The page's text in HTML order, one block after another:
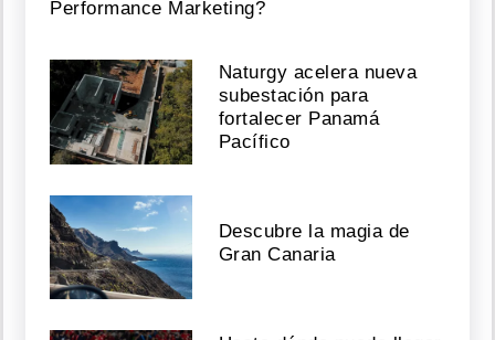
Performance Marketing?
Naturgy acelera nueva
subestación para
fortalecer Panamá
Pacífico
Descubre la magia de
Gran Canaria